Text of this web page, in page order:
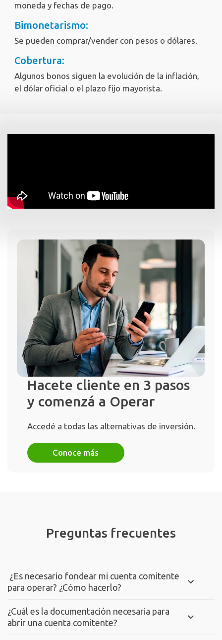
moneda y fechas de pago.
Bimonetarismo:
Se pueden comprar/vender con pesos o dólares.
Cobertura:
Algunos bonos siguen la evolución de la inflación,
el dólar oficial o el plazo fijo mayorista.
Hacete cliente en 3 pasos
y comenzá a Operar
Accedé a todas las alternativas de inversión.
Conoce más
Preguntas frecuentes
¿Es necesario fondear mi cuenta comitente
para operar? ¿Cómo hacerlo?
¿Cuál es la documentación necesaria para
abrir una cuenta comitente?